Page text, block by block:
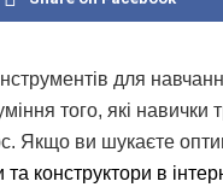
для
того, які
Якщо ви шукаєте
та конструктори в